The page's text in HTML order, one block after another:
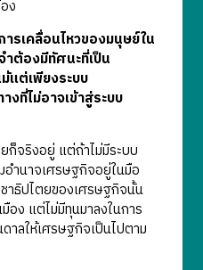
ง
รเคลื่อนไหวของมนุษย์ใน
ำต้องมีทัศนะที่เป็น
แต่เพียงระบบ
ที่ไม่อาจเข้าสู่ระบบ
ก็จริงอยู่ แต่ถ้าไม่มีระบบ
อำนาจเศรษฐกิจอยู่ในมือ
าธิปไตยของเศรษฐกิจนั้น
อง แต่ไม่มีทุนมาลงในการ
าลให้เศรษฐกิจเป็นไปตาม